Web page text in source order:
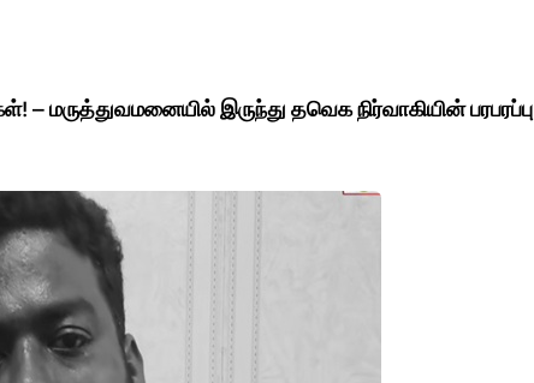
மருத்துவமனையில் இருந்து தவெக நிர்வாகியின் பரபரப்பு